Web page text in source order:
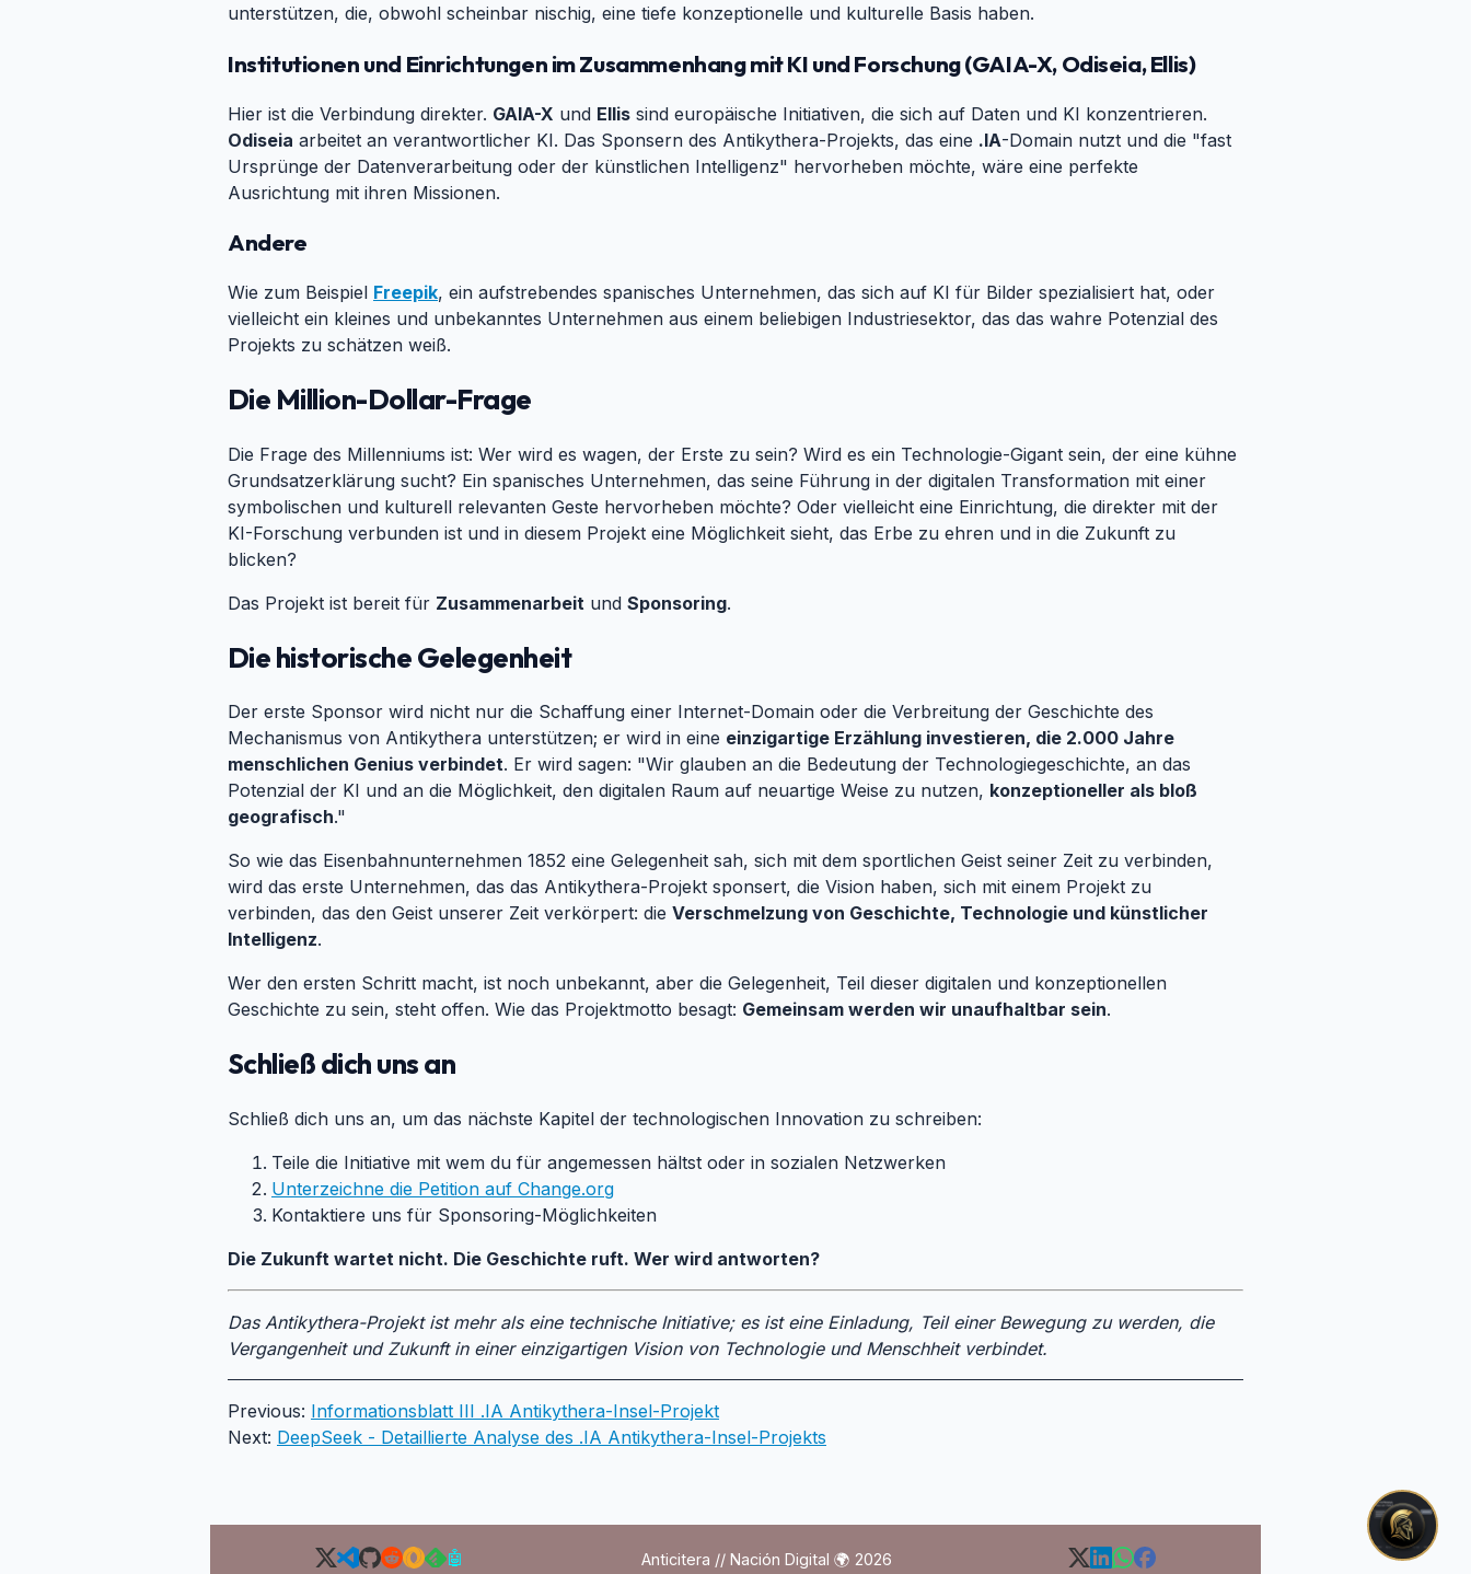
unterstützen, die, obwohl scheinbar nischig, eine tiefe konzeptionelle und kulturelle Basis haben.
Institutionen und Einrichtungen im Zusammenhang mit KI und Forschung (GAIA-X, Odiseia, Ellis)
Hier ist die Verbindung direkter. GAIA-X und Ellis sind europäische Initiativen, die sich auf Daten und KI konzentrieren.
Odiseia arbeitet an verantwortlicher KI. Das Sponsern des Antikythera-Projekts, das eine .IA-Domain nutzt und die "fast
Ursprünge der Datenverarbeitung oder der künstlichen Intelligenz" hervorheben möchte, wäre eine perfekte
Ausrichtung mit ihren Missionen.
Andere
Wie zum Beispiel Freepik, ein aufstrebendes spanisches Unternehmen, das sich auf KI für Bilder spezialisiert hat, oder
vielleicht ein kleines und unbekanntes Unternehmen aus einem beliebigen Industriesektor, das das wahre Potenzial des
Projekts zu schätzen weiß.
Die Million-Dollar-Frage
Die Frage des Millenniums ist: Wer wird es wagen, der Erste zu sein? Wird es ein Technologie-Gigant sein, der eine kühne
Grundsatzerklärung sucht? Ein spanisches Unternehmen, das seine Führung in der digitalen Transformation mit einer
symbolischen und kulturell relevanten Geste hervorheben möchte? Oder vielleicht eine Einrichtung, die direkter mit der
KI-Forschung verbunden ist und in diesem Projekt eine Möglichkeit sieht, das Erbe zu ehren und in die Zukunft zu
blicken?
Das Projekt ist bereit für Zusammenarbeit und Sponsoring.
Die historische Gelegenheit
Der erste Sponsor wird nicht nur die Schaffung einer Internet-Domain oder die Verbreitung der Geschichte des
Mechanismus von Antikythera unterstützen; er wird in eine einzigartige Erzählung investieren, die 2.000 Jahre
menschlichen Genius verbindet. Er wird sagen: "Wir glauben an die Bedeutung der Technologiegeschichte, an das
Potenzial der KI und an die Möglichkeit, den digitalen Raum auf neuartige Weise zu nutzen, konzeptioneller als bloß
geografisch."
So wie das Eisenbahnunternehmen 1852 eine Gelegenheit sah, sich mit dem sportlichen Geist seiner Zeit zu verbinden,
wird das erste Unternehmen, das das Antikythera-Projekt sponsert, die Vision haben, sich mit einem Projekt zu
verbinden, das den Geist unserer Zeit verkörpert: die Verschmelzung von Geschichte, Technologie und künstlicher
Intelligenz.
Wer den ersten Schritt macht, ist noch unbekannt, aber die Gelegenheit, Teil dieser digitalen und konzeptionellen
Geschichte zu sein, steht offen. Wie das Projektmotto besagt: Gemeinsam werden wir unaufhaltbar sein.
Schließ dich uns an
Schließ dich uns an, um das nächste Kapitel der technologischen Innovation zu schreiben:
Teile die Initiative mit wem du für angemessen hältst oder in sozialen Netzwerken
Unterzeichne die Petition auf Change.org
Kontaktiere uns für Sponsoring-Möglichkeiten
Die Zukunft wartet nicht. Die Geschichte ruft. Wer wird antworten?
Das Antikythera-Projekt ist mehr als eine technische Initiative; es ist eine Einladung, Teil einer Bewegung zu werden, die
Vergangenheit und Zukunft in einer einzigartigen Vision von Technologie und Menschheit verbindet.
Previous: Informationsblatt III .IA Antikythera-Insel-Projekt
Next: DeepSeek - Detaillierte Analyse des .IA Antikythera-Insel-Projekts
🤖 Anticitera // Nación Digital 🌍 2026